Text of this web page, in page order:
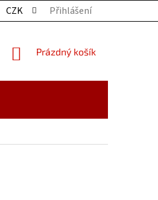
KONTAKTY
CZK Přihlášení
NÁKUPNÍ
Prázdný košík